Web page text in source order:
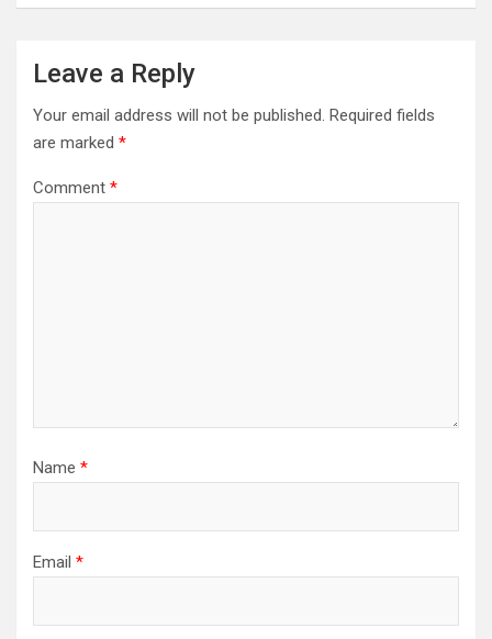
Leave a Reply
Your email address will not be published. Required fields
are marked *
Comment *
Name *
Email *